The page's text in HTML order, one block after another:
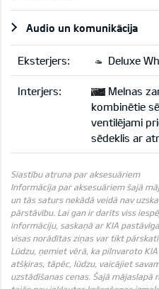
Audio un komunikācija
Eksterjers: Deluxe
Interjers:
Melnas
kombinētie
ventilējami
sēdeklis ar
Siastību atruna par aksesuāriem
Informācija par aksesuāriem šajā
un tās saturs nekādā veidā nav
pārstāvību. Lai gan ir darīts viss
informāciju, saskaņā ar KIA
visas norādītas ziņas var tikt
Lūdzu, ņemiet vērā, ka pilnvaroto
atšķiras, tāpēc, lūdzu, vaicājiet
uzstādīšanas cenas. Šajā